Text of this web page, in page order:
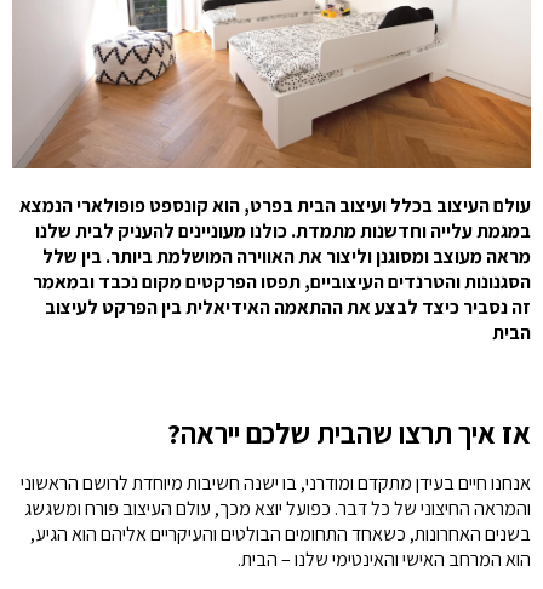
עולם העיצוב בכלל ועיצוב הבית בפרט, הוא קונספט פופולארי הנמצא
במגמת עלייה וחדשנות מתמדת. כולנו מעוניינים להעניק לבית שלנו
מראה מעוצב ומסוגנן וליצור את האווירה המושלמת ביותר. בין שלל
הסגנונות והטרנדים העיצוביים, תפסו הפרקטים מקום נכבד ובמאמר
זה נסביר כיצד לבצע את ההתאמה האידיאלית בין הפרקט לעיצוב
הבית
אז איך תרצו שהבית שלכם ייראה?
אנחנו חיים בעידן מתקדם ומודרני, בו ישנה חשיבות מיוחדת לרושם הראשוני
והמראה החיצוני של כל דבר. כפועל יוצא מכך, עולם העיצוב פורח ומשגשג
בשנים האחרונות, כשאחד התחומים הבולטים והעיקריים אליהם הוא הגיע,
הוא המרחב האישי והאינטימי שלנו – הבית.